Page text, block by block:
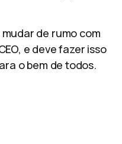
de rumo com
e deve fazer isso
o bem de todos.